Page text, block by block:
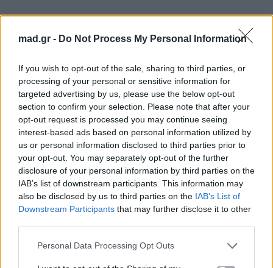
mad.gr - Do Not Process My Personal Information
If you wish to opt-out of the sale, sharing to third parties, or
processing of your personal or sensitive information for
targeted advertising by us, please use the below opt-out
section to confirm your selection. Please note that after your
opt-out request is processed you may continue seeing
interest-based ads based on personal information utilized by
us or personal information disclosed to third parties prior to
your opt-out. You may separately opt-out of the further
disclosure of your personal information by third parties on the
IAB’s list of downstream participants. This information may
also be disclosed by us to third parties on the IAB’s List of
Downstream Participants that may further disclose it to other
Personal Data Processing Opt Outs
Ο τραγουδιστής δήλωσε ευγνώμων που έχει βρεθεί
μια ισορροπία στη σχέσησυνεπιμέλειας με τη
Sophie Turner, δίνοντας προτεραιότητα στην
ευημερία των δύο παιδιών τους.